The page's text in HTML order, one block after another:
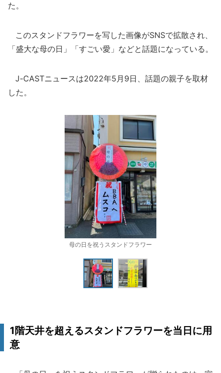
た。
このスタンドフラワーを写した画像がSNSで拡散され、
「盛大な母の日」「すごい愛」などと話題になっている。
J-CASTニュースは2022年5月9日、話題の親子を取材
した。
母の日を祝うスタンドフラワー
1階天井を超えるスタンドフラワーを当日に用
意